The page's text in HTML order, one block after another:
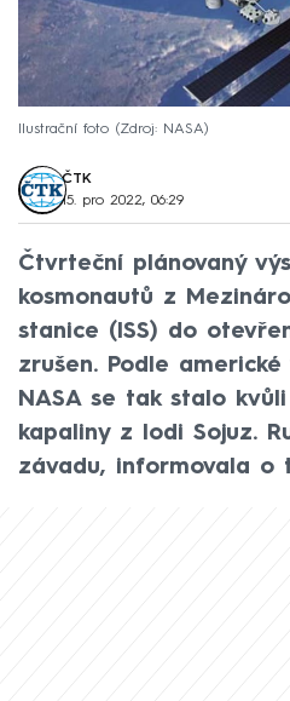
Ilustrační foto Zdroj: NASA
ČTK
15. pro 2022, 06:29
Čtvrteční plánovaný
kosmonautů z
stanice (ISS) do
zrušen. Podle
NASA se tak stalo
kapaliny z lodi Sojuz.
závadu, informovala o